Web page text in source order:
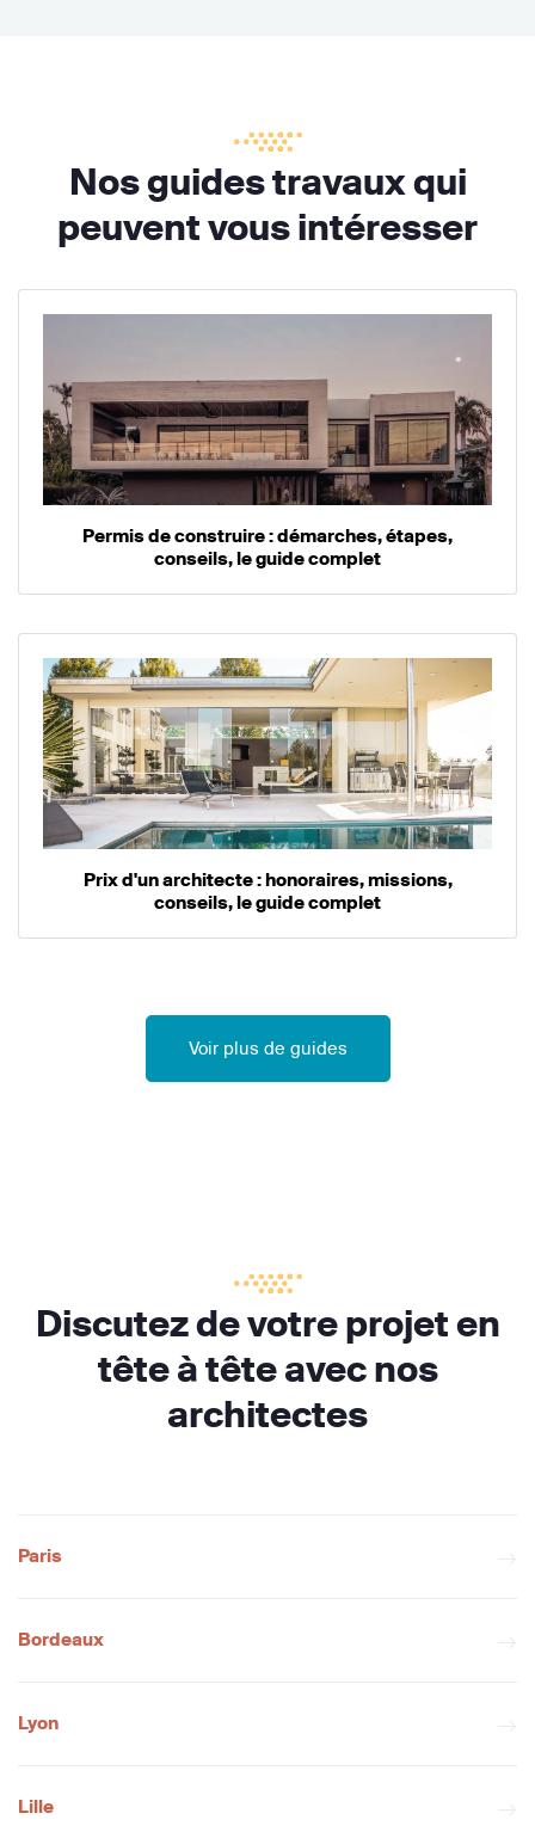
Nos guides travaux qui
peuvent vous intéresser
Permis de construire : démarches, étapes,
conseils, le guide complet
Prix d'un architecte : honoraires, missions,
conseils, le guide complet
Voir plus de guides
Discutez de votre projet en
tête à tête avec nos
architectes
Paris
Bordeaux
Lyon
Lille